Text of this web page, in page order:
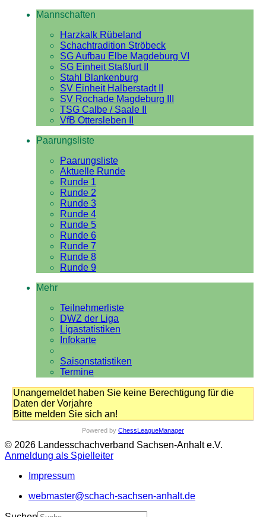
Mannschaften
Harzkalk Rübeland
Schachtradition Ströbeck
SG Aufbau Elbe Magdeburg VI
SG Einheit Staßfurt II
Stahl Blankenburg
SV Einheit Halberstadt II
SV Rochade Magdeburg III
TSG Calbe / Saale II
VfB Ottersleben II
Paarungsliste
Paarungsliste
Aktuelle Runde
Runde 1
Runde 2
Runde 3
Runde 4
Runde 5
Runde 6
Runde 7
Runde 8
Runde 9
Mehr
Teilnehmerliste
DWZ der Liga
Ligastatistiken
Infokarte
Saisonstatistiken
Termine
Unangemeldet haben Sie keine Berechtigung für die
Daten der Vorjahre
Bitte melden Sie sich an!
Powered by ChessLeagueManager
© 2026 Landesschachverband Sachsen-Anhalt e.V.
Anmeldung als Spielleiter
Impressum
webmaster@schach-sachsen-anhalt.de